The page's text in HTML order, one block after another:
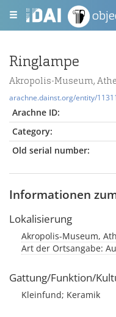
Ringlampe
Akropolis-Museum,
arachne.dainst.org/entity/
Arachne ID:
Category:
Old serial number:
Informationen
Lokalisierung
Akropolis-Museum,
Art der Ortsangabe:
Gattung/Funktion/
Kleinfund; Keramik